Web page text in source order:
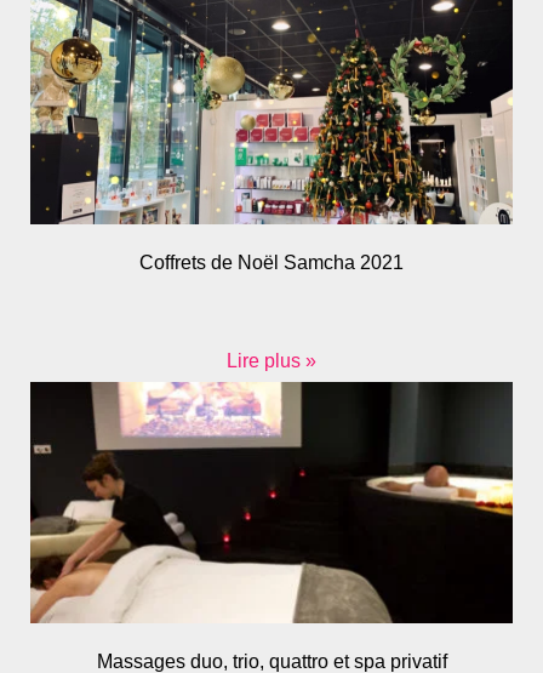
Coffrets de Noël Samcha 2021
Lire plus »
Massages duo, trio, quattro et spa privatif